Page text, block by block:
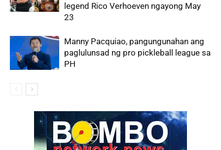
legend Rico Verhoeven ngayong May
23
Manny Pacquiao, pangungunahan ang
paglulunsad ng pro pickleball league sa
PH